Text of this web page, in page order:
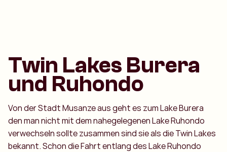
Twin Lakes Burera
und Ruhondo
Von der Stadt Musanze aus geht es zum Lake Burera
den man nicht mit dem nahegelegenen Lake Ruhondo
verwechseln sollte zusammen sind sie als die Twin Lakes
bekannt. Schon die Fahrt entlang des Lake Ruhondo